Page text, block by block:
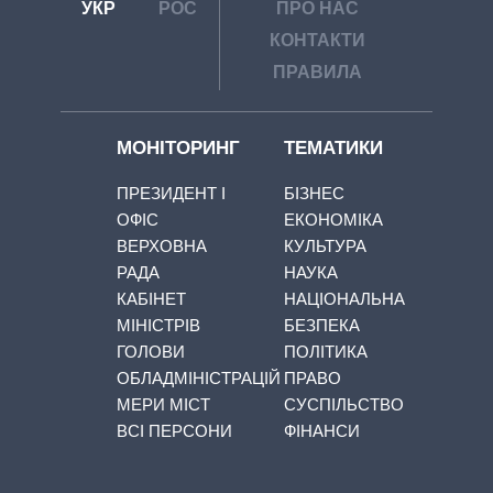
УКР РОС
ПРО НАС
КОНТАКТИ
ПРАВИЛА
МОНІТОРИНГ
ПРЕЗИДЕНТ І
ОФІС
ВЕРХОВНА
РАДА
КАБІНЕТ
МІНІСТРІВ
ГОЛОВИ
ОБЛАДМІНІСТРАЦІЙ
МЕРИ МІСТ
ВСІ ПЕРСОНИ
ТЕМАТИКИ
БІЗНЕС
ЕКОНОМІКА
КУЛЬТУРА
НАУКА
НАЦІОНАЛЬНА
БЕЗПЕКА
ПОЛІТИКА
ПРАВО
СУСПІЛЬСТВО
ФІНАНСИ